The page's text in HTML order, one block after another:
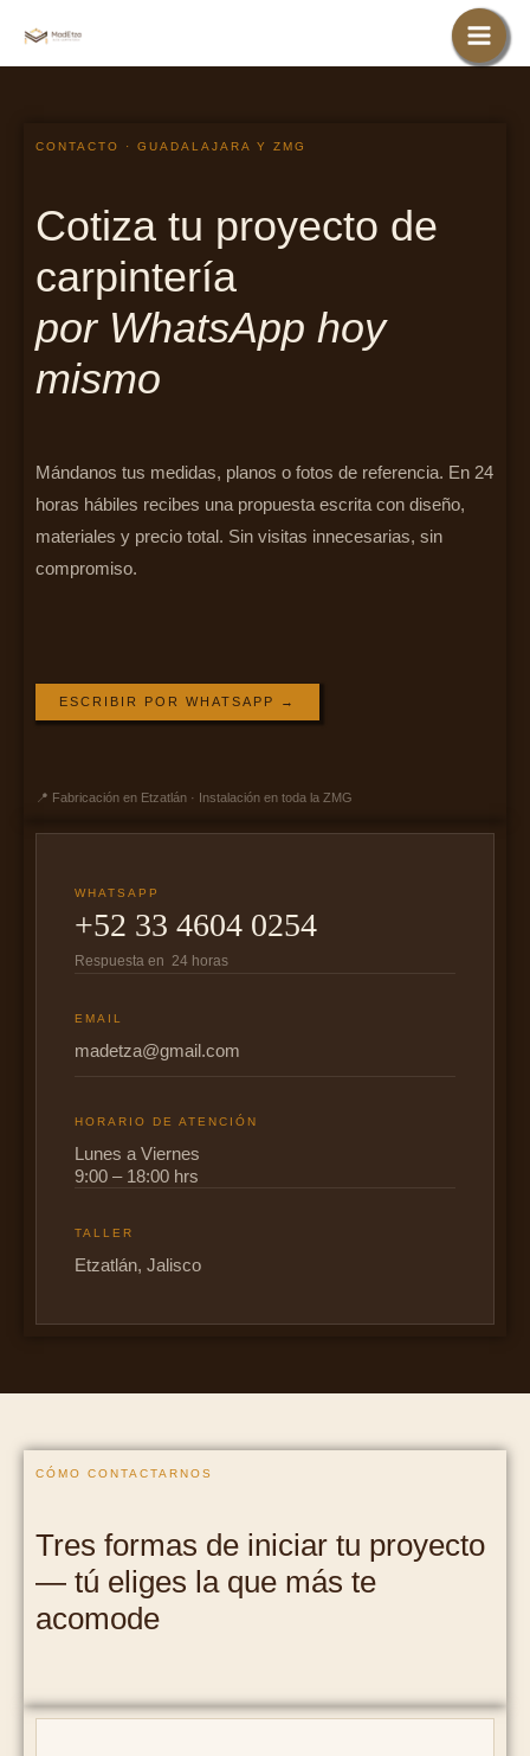
CONTACTO · GUADALAJARA Y ZMG
Cotiza tu proyecto de
carpintería
por WhatsApp hoy
mismo
Mándanos tus medidas, planos o fotos de referencia. En 24
horas hábiles recibes una propuesta escrita con diseño,
materiales y precio total. Sin visitas innecesarias, sin
compromiso.
ESCRIBIR POR WHATSAPP →
📍 Fabricación en Etzatlán · Instalación en toda la ZMG
WHATSAPP
+52 33 4604 0254
Respuesta en 24 horas
EMAIL
madetza@gmail.com
HORARIO DE ATENCIÓN
Lunes a Viernes
9:00 – 18:00 hrs
TALLER
Etzatlán, Jalisco
CÓMO CONTACTARNOS
Tres formas de iniciar tu proyecto
— tú eliges la que más te
acomode